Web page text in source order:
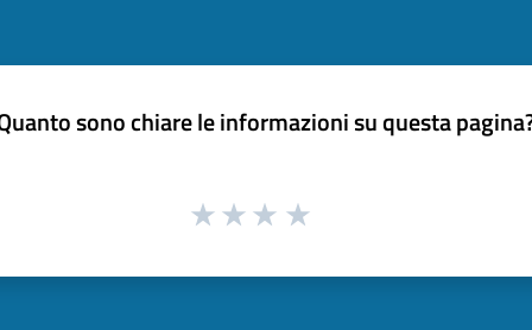
sono chiare le informazioni su questa